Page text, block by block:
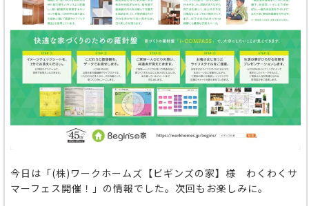
今日は「(株)ワークホームズ【ビギンズの家】様 わくわくサ
マーフェス開催！」の情報でした。次回もお楽しみに。